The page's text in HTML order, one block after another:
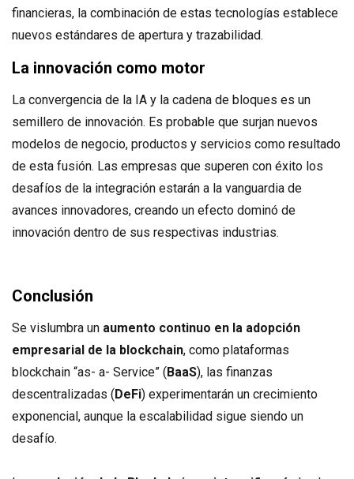
financieras, la combinación de estas tecnologías establece
nuevos estándares de apertura y trazabilidad.
La innovación como motor
La convergencia de la IA y la cadena de bloques es un
semillero de innovación. Es probable que surjan nuevos
modelos de negocio, productos y servicios como resultado
de esta fusión. Las empresas que superen con éxito los
desafíos de la integración estarán a la vanguardia de
avances innovadores, creando un efecto dominó de
innovación dentro de sus respectivas industrias.
Conclusión
Se vislumbra un aumento continuo en la adopción
empresarial de la blockchain, como plataformas
blockchain “as- a- Service” (BaaS), las finanzas
descentralizadas (DeFi) experimentarán un crecimiento
exponencial, aunque la escalabilidad sigue siendo un
desafío.